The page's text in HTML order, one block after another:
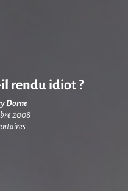
rendu idiot ?
Dorne
2008